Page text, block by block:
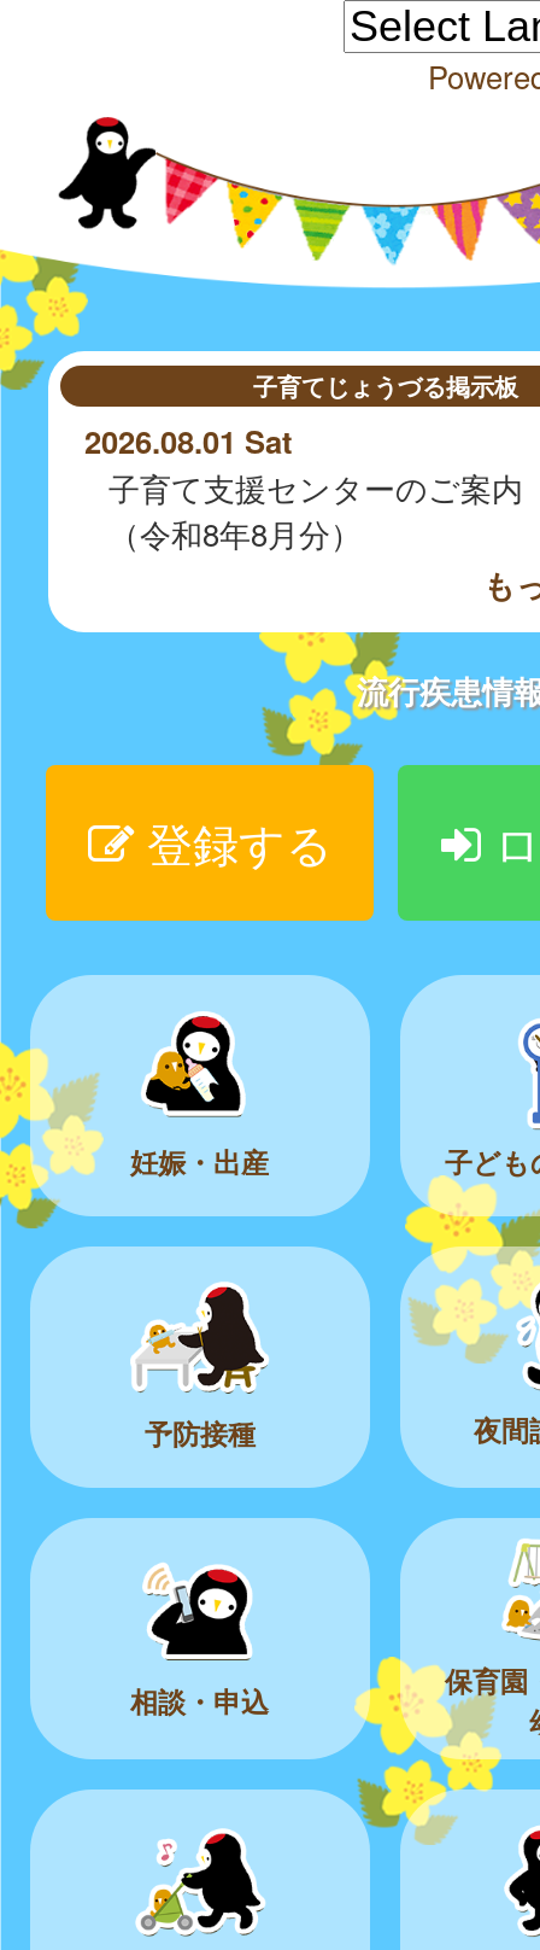
子育てじょうづる掲示板
2026.08.01 Sat
子育て支援センターのご案内
（令和8年8月分）
も
流行疾患情
登録する
妊娠・出産 子ども
予防接種 夜間
相談・申込
保育園